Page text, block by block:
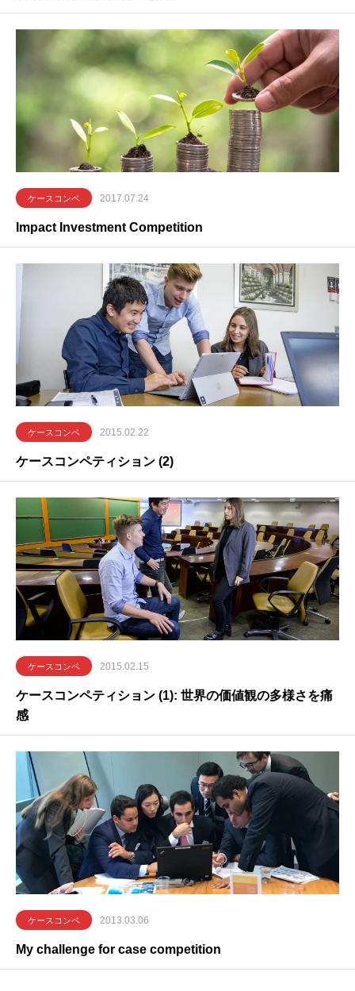
ケースコンペ 2017.07.24
Impact Investment Competition
ケースコンペ 2015.02.22
ケースコンペティション (2)
ケースコンペ 2015.02.15
ケースコンペティション (1): 世界の価値観の多様さを痛
感
ケースコンペ 2013.03.06
My challenge for case competition